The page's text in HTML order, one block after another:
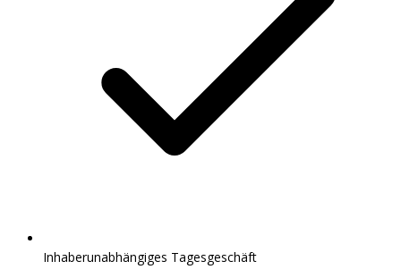
Inhaberunabhängiges Tagesgeschäft